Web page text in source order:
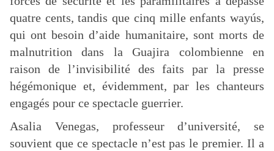
quatre cents, tandis que cinq mille enfants wayús,
qui ont besoin d’aide humanitaire, sont morts de
malnutrition dans la Guajira colombienne en
raison de l’invisibilité des faits par la presse
hégémonique et, évidemment, par les chanteurs
engagés pour ce spectacle guerrier.
Asalia Venegas, professeur d’université, se
souvient que ce spectacle n’est pas le premier. Il a